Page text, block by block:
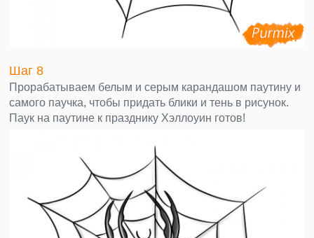
Шаг 8
Прорабатываем белым и серым карандашом паутину и
самого паучка, чтобы придать блики и тень в рисунок.
Паук на паутине к празднику Хэллоуин готов!